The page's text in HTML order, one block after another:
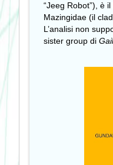
“Jeeg Robot”), è
Mazingidae (il
L’analisi non
sister group di